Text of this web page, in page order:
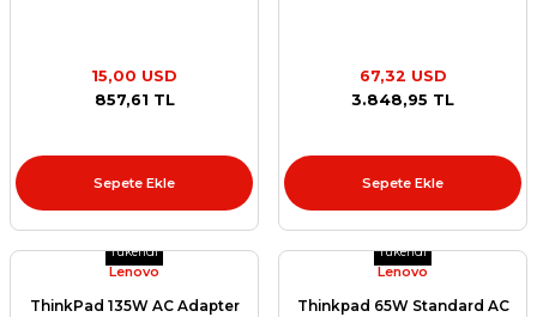
15,00 USD
857,61 TL
Sepete Ekle
67,32 USD
3.848,95 TL
Sepete Ekle
Tükendi
Lenovo
ThinkPad 135W AC Adapter
Tükendi
Lenovo
Thinkpad 65W Standard AC